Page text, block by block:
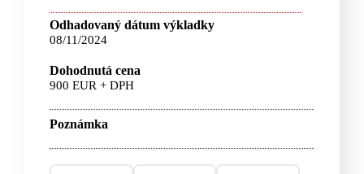
Odhadovaný dátum výkladky
08/11/2024
Dohodnutá cena
900 EUR + DPH
Poznámka